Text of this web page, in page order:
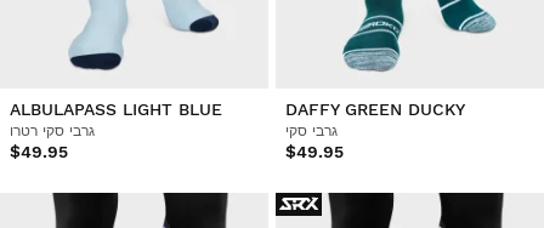
ALBULAPASS LIGHT BLUE
גרבי סקי רטרו
$49.95
DAFFY GREEN DUCKY
גרבי סקי
$49.95